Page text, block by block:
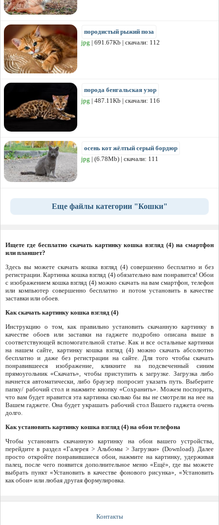
породистый рыжий поза
jpg | 691.67Kb | скачали: 112
порода бенгальская узор
jpg | 487.11Kb | скачали: 116
осень кот жёлтый серый бордюр
jpg | (6.78Mb) | скачали: 111
Еще файлы категории "Кошки"
Ищете где бесплатно скачать картинку кошка взгляд (4) на смартфон
или планшет?
Здесь вы можете скачать кошка взгляд (4) совершенно бесплатно и без
регистрации. Картинка кошка взгляд (4) обязательно вам понравится! Обои
с изображением кошка взгляд (4) можно скачать на вам смартфон, телефон
или компьютер совершенно бесплатно и потом установить в качестве
заставки или обоев.
Как скачать картинку кошка взгляд (4)
Инструкцию о том, как правильно установить скачанную картинку в
качестве обоев или заставки на гаджете подробно описана выше в
соответствующей вспомогательной статье. Как и все остальные картинки
на нашем сайте, картинку кошка взгляд (4) можно скачать абсолютно
бесплатно и даже без регистрации на сайте. Для того чтобы скачать
понравившееся изображение, кликните на подсвеченный синим
прямоугольник «Скачать», чтобы приступить к загрузке. Загрузка либо
начнется автоматически, либо браузер попросит указать путь. Выберите
папку/ рабочий стол и нажмите кнопку «Сохранить». Можем поспорить,
что вам будет нравится эта картинка сколько бы вы не смотрели на нее на
Вашем гаджете. Она будет украшать рабочий стол Вашего гаджета очень
долго.
Как установить картинку кошка взгляд (4) на обои телефона
Чтобы установить скачанную картинку на обои вашего устройства,
перейдите в раздел «Галерея > Альбомы > Загрузки» (Download). Далее
просто откройте понравившиеся обои, нажмите на картинку, удерживая
палец, после чего появится дополнительное меню «Ещё», где вы можете
выбрать пункт «Установить в качестве фонового рисунка», «Установить
как обои» или любая другая формулировка.
Контакты